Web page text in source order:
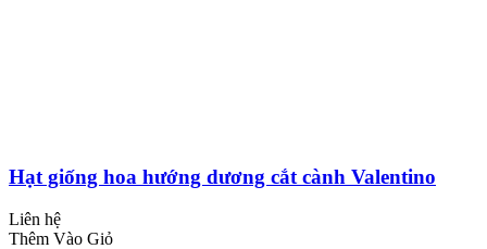
Hạt giống hoa hướng dương cắt cành Valentino
Liên hệ
Thêm Vào Giỏ